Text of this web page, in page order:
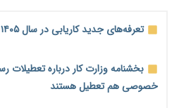
درآمد کارگزاری‌ها چقدر است؟ کانون
فضای مجازی را تکذیب کرد
تعرفه‌های جدید کاریابی در سال ۱۴۰۵ ابلاغ شد
بخشنامه وزارت کار درباره
خصوصی هم تعطیل هستند